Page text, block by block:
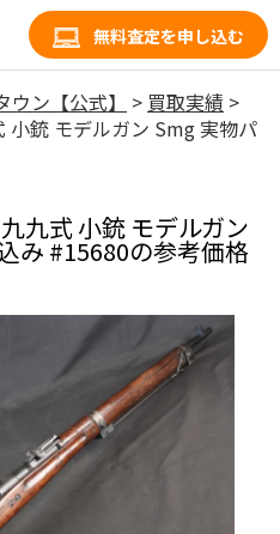
無料査定を申し込む
ン【公式】 > 買取実績 >
小銃 モデルガン Smg 実物パ
九式 小銃 モデルガン
み #15680の参考価格